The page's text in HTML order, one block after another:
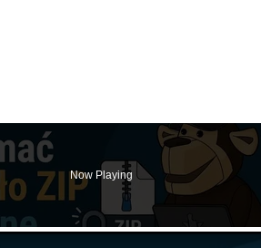
Now Playing